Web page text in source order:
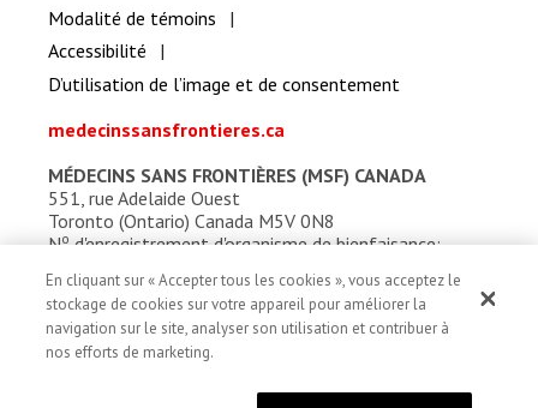
Modalité de témoins
Accessibilité
D’utilisation de l’image et de consentement
medecinssansfrontieres.ca
MÉDECINS SANS FRONTIÈRES (MSF) CANADA
551, rue Adelaide Ouest
Toronto (Ontario) Canada M5V 0N8
Nod'enregistrement d'organisme de bienfaisance:
En cliquant sur « Accepter tous les cookies », vous acceptez le
stockage de cookies sur votre appareil pour améliorer la
navigation sur le site, analyser son utilisation et contribuer à
nos efforts de marketing.